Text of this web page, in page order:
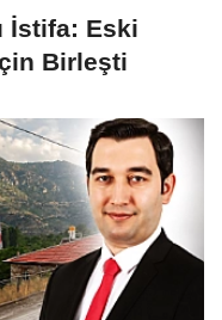
İstifa: Eski
Birleşti